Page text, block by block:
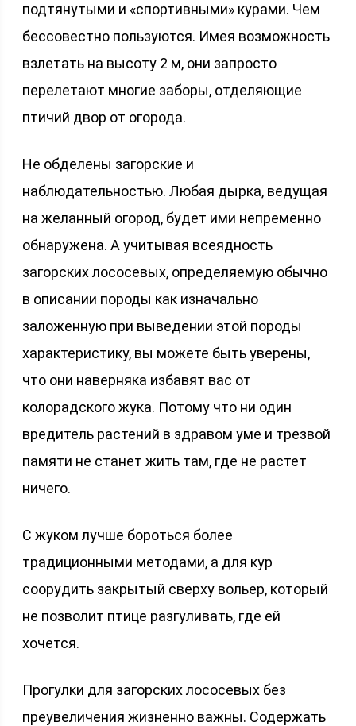
подтянутыми и «спортивными» курами. Чем
бессовестно пользуются. Имея возможность
взлетать на высоту 2 м, они запросто
перелетают многие заборы, отделяющие
птичий двор от огорода.
Не обделены загорские и
наблюдательностью. Любая дырка, ведущая
на желанный огород, будет ими непременно
обнаружена. А учитывая всеядность
загорских лососевых, определяемую обычно
в описании породы как изначально
заложенную при выведении этой породы
характеристику, вы можете быть уверены,
что они наверняка избавят вас от
колорадского жука. Потому что ни один
вредитель растений в здравом уме и трезвой
памяти не станет жить там, где не растет
ничего.
С жуком лучше бороться более
традиционными методами, а для кур
соорудить закрытый сверху вольер, который
не позволит птице разгуливать, где ей
хочется.
Прогулки для загорских лососевых без
преувеличения жизненно важны. Содержать